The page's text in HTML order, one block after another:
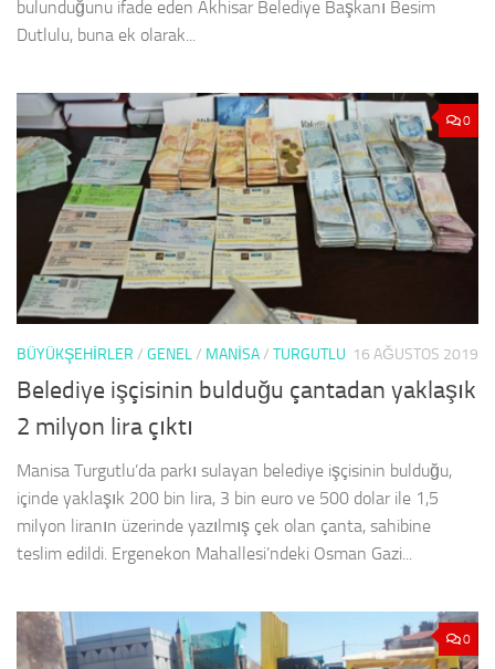
bulunduğunu ifade eden Akhisar Belediye Başkanı Besim
Dutlulu, buna ek olarak...
0
BÜYÜKŞEHİRLER / GENEL/ MANISA/ TURGUTLU 16 AĞUSTOS 2019
Belediye işçisinin bulduğu çantadan yaklaşık
2 milyon lira çıktı
Manisa Turgutlu’da parkı sulayan belediye işçisinin bulduğu,
içinde yaklaşık 200 bin lira, 3 bin euro ve 500 dolar ile 1,5
milyon liranın üzerinde yazılmış çek olan çanta, sahibine
teslim edildi. Ergenekon Mahallesi’ndeki Osman Gazi...
0